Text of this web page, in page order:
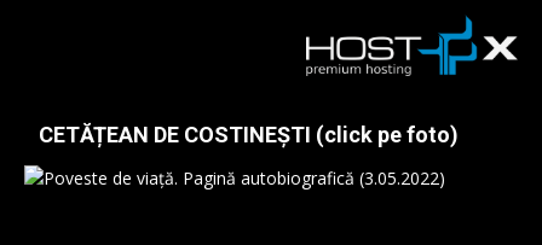
CETĂȚEAN DE COSTINEȘTI (click pe foto)